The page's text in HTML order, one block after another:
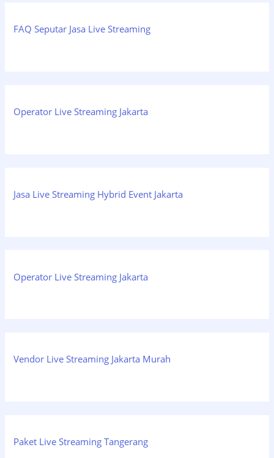
FAQ Seputar Jasa Live Streaming
Operator Live Streaming Jakarta
Jasa Live Streaming Hybrid Event Jakarta
Operator Live Streaming Jakarta
Vendor Live Streaming Jakarta Murah
Paket Live Streaming Tangerang